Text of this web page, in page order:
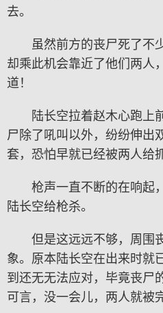
去。
虽然前方的丧尸死了不
却乘此机会靠近了他们两人
道！
陆长空拉着赵木心跑上
尸除了吼叫以外，纷纷伸出
套，恐怕早就已经被两人给
枪声一直不断的在响起
陆长空给枪杀。
但是这远远不够，周围
象。原本陆长空在出来时就
到还无无法应对，毕竟丧尸
可言，没一会儿，两人就被